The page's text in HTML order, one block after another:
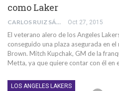
como Laker
CARLOS RUIZ SÁNCHEZ Oct 27, 2015
El veterano alero de los Angeles
conseguido una plaza asegurada en
Brown. Mitch Kupchak, GM de la
Metta, ya que quiere contar con él en
LOS ANGELES LAKERS